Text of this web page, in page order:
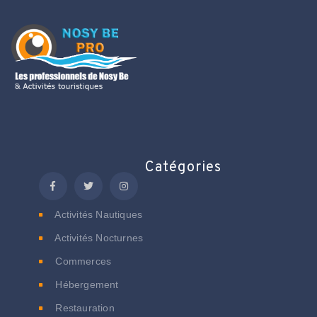
Catégories
Activités Nautiques
Activités Nocturnes
Commerces
Hébergement
Restauration